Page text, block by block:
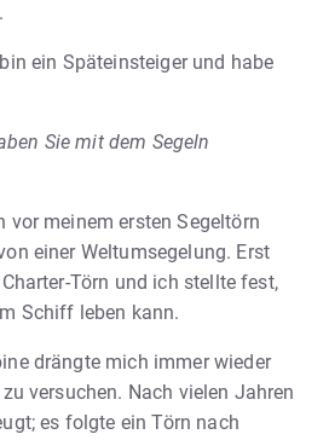
bin ein Späteinsteiger und habe
Sie mit dem Segeln
vor meinem ersten Segeltörn
einer Weltumsegelung. Erst
Törn und ich stellte fest,
Schiff leben kann.
drängte mich immer wieder
versuchen. Nach vielen Jahren
es folgte ein Törn nach